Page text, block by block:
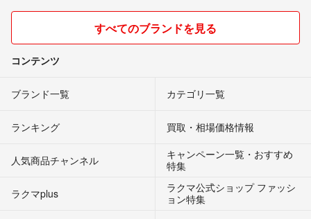
すべてのブランドを見る
コンテンツ
ブランド一覧 カテゴリ一覧
ランキング 買取・相場価格情報
人気商品チャンネル
キャンペーン一覧・おすすめ
特集
ラクマplus
ラクマ公式ショップ ファッシ
ョン特集